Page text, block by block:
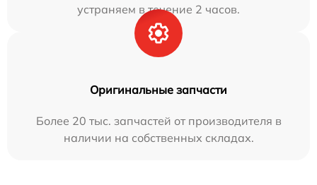
устраняем в течение 2 часов.
Оригинальные запчасти
Более 20 тыс. запчастей от производителя в
наличии на собственных складах.